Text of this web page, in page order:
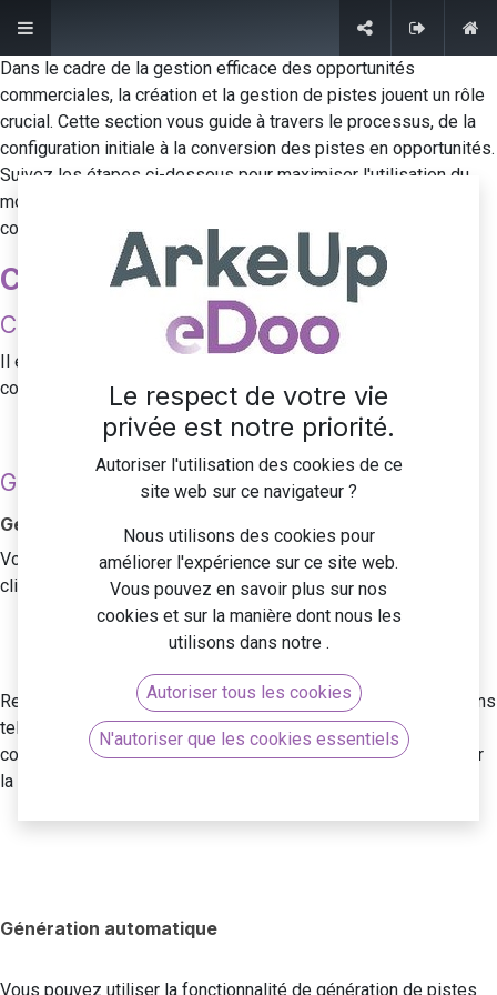
Dans le cadre de la gestion efficace des opportunités
commerciales, la création et la gestion de pistes jouent un rôle
crucial. Cette section vous guide à travers le processus, de la
configuration initiale à la conversion des pistes en opportunités.
Suivez les étapes ci-dessous pour maximiser l'utilisation du
module CRM d'Odoo dans la création, la gestion et la
conversion des pistes.
Création de pistes
Configuration
Il est nécessaire de commencer par cocher "Pistes" dans la
configuration.
Génération de pistes
Génération manuelle
Vous pouvez créer une piste manuellement. Pour ce faire,
cliquez sur "Nouveau".
Remplissez la fiche de la piste en renseignant des informations
telles que le nom, la société, l'adresse, le vendeur, l'équipe
commerciale, etc. Vous avez également la possibilité d'ajouter
la probabilité d'obtenir ce prospect.
Génération automatique
Vous pouvez utiliser la fonctionnalité de génération de pistes
Services
Conseil & Expertise Odoo
Migrations Odoo
Support et Maintenance
Hébergement Odoo
Applications
Gestion commerciale
Gestion des Stocks
Ressources humaines
Automatisation Marketing
Projets
Le respect de votre vie
privée est notre priorité.
Autoriser l'utilisation des cookies de ce
site web sur ce navigateur ?
Nous utilisons des cookies pour
améliorer l'expérience sur ce site web.
Vous pouvez en savoir plus sur nos
cookies et sur la manière dont nous les
utilisons dans notre .
Autoriser tous les cookies
N'autoriser que les cookies essentiels